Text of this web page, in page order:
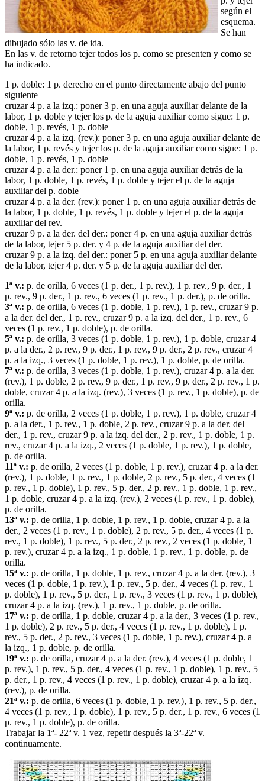
según el
esquema.
Se han
dibujado sólo las v. de ida.
En las v. de retorno tejer todos los p. como se presenten y como se
ha indicado.
1 p. doble: 1 p. derecho en el punto directamente abajo del punto
siguiente
cruzar 4 p. a la izq.: poner 3 p. en una aguja auxiliar delante de la
labor, 1 p. doble y tejer los p. de la aguja auxiliar como sigue: 1 p.
doble, 1 p. revés, 1 p. doble
cruzar 4 p. a la izq. (rev.): poner 3 p. en una aguja auxiliar delante de
la labor, 1 p. revés y tejer los p. de la aguja auxiliar como sigue: 1 p.
doble, 1 p. revés, 1 p. doble
cruzar 4 p. a la der.: poner 1 p. en una aguja auxiliar detrás de la
labor, 1 p. doble, 1 p. revés, 1 p. doble y tejer el p. de la aguja
auxiliar del p. doble
cruzar 4 p. a la der. (rev.): poner 1 p. en una aguja auxiliar detrás de
la labor, 1 p. doble, 1 p. revés, 1 p. doble y tejer el p. de la aguja
auxiliar del rev.
cruzar 9 p. a la der. del der.: poner 4 p. en una aguja auxiliar detrás
de la labor, tejer 5 p. der. y 4 p. de la aguja auxiliar del der.
cruzar 9 p. a la izq. del der.: poner 5 p. en una aguja auxiliar delante
de la labor, tejer 4 p. der. y 5 p. de la aguja auxiliar del der.
1ª v.: p. de orilla, 6 veces (1 p. der., 1 p. rev.), 1 p. rev., 9 p. der., 1
p. rev., 9 p. der., 1 p. rev., 6 veces (1 p. rev., 1 p. der.), p. de orilla.
3ª v.: p. de orilla, 6 veces (1 p. doble, 1 p. rev.), 1 p. rev., cruzar 9 p.
a la der. del der., 1 p. rev., cruzar 9 p. a la izq. del der., 1 p. rev., 6
veces (1 p. rev., 1 p. doble), p. de orilla.
5ª v.: p. de orilla, 3 veces (1 p. doble, 1 p. rev.), 1 p. doble, cruzar 4
p. a la der., 2 p. rev., 9 p. der., 1 p. rev., 9 p. der., 2 p. rev., cruzar 4
p. a la izq., 3 veces (1 p. doble, 1 p. rev.), 1 p. doble, p. de orilla.
7ª v.: p. de orilla, 3 veces (1 p. doble, 1 p. rev.), cruzar 4 p. a la der.
(rev.), 1 p. doble, 2 p. rev., 9 p. der., 1 p. rev., 9 p. der., 2 p. rev., 1 p.
doble, cruzar 4 p. a la izq. (rev.), 3 veces (1 p. rev., 1 p. doble), p. de
orilla.
9ª v.: p. de orilla, 2 veces (1 p. doble, 1 p. rev.), 1 p. doble, cruzar 4
p. a la der., 1 p. rev., 1 p. doble, 2 p. rev., cruzar 9 p. a la der. del
der., 1 p. rev., cruzar 9 p. a la izq. del der., 2 p. rev., 1 p. doble, 1 p.
rev., cruzar 4 p. a la izq., 2 veces (1 p. doble, 1 p. rev.), 1 p. doble,
p. de orilla.
11ª v.: p. de orilla, 2 veces (1 p. doble, 1 p. rev.), cruzar 4 p. a la der.
(rev.), 1 p. doble, 1 p. rev., 1 p. doble, 2 p. rev., 5 p. der., 4 veces (1
p. rev., 1 p. doble), 1 p. rev., 5 p. der., 2 p. rev., 1 p. doble, 1 p. rev.,
1 p. doble, cruzar 4 p. a la izq. (rev.), 2 veces (1 p. rev., 1 p. doble),
p. de orilla.
13ª v.: p. de orilla, 1 p. doble, 1 p. rev., 1 p. doble, cruzar 4 p. a la
der., 2 veces (1 p. rev., 1 p. doble), 2 p. rev., 5 p. der., 4 veces (1 p.
rev., 1 p. doble), 1 p. rev., 5 p. der., 2 p. rev., 2 veces (1 p. doble, 1
p. rev.), cruzar 4 p. a la izq., 1 p. doble, 1 p. rev., 1 p. doble, p. de
orilla.
15ª v.: p. de orilla, 1 p. doble, 1 p. rev., cruzar 4 p. a la der. (rev.), 3
veces (1 p. doble, 1 p. rev.), 1 p. rev., 5 p. der., 4 veces (1 p. rev., 1
p. doble), 1 p. rev., 5 p. der., 1 p. rev., 3 veces (1 p. rev., 1 p. doble),
cruzar 4 p. a la izq. (rev.), 1 p. rev., 1 p. doble, p. de orilla.
17ª v.: p. de orilla, 1 p. doble, cruzar 4 p. a la der., 3 veces (1 p. rev.,
1 p. doble), 2 p. rev., 5 p. der., 4 veces (1 p. rev., 1 p. doble), 1 p.
rev., 5 p. der., 2 p. rev., 3 veces (1 p. doble, 1 p. rev.), cruzar 4 p. a
la izq., 1 p. doble, p. de orilla.
19ª v.: p. de orilla, cruzar 4 p. a la der. (rev.), 4 veces (1 p. doble, 1
p. rev.), 1 p. rev., 5 p. der., 4 veces (1 p. rev., 1 p. doble), 1 p. rev., 5
p. der., 1 p. rev., 4 veces (1 p. rev., 1 p. doble), cruzar 4 p. a la izq.
(rev.), p. de orilla.
21ª v.: p. de orilla, 6 veces (1 p. doble, 1 p. rev.), 1 p. rev., 5 p. der.,
4 veces (1 p. rev., 1 p. doble), 1 p. rev., 5 p. der., 1 p. rev., 6 veces (1
p. rev., 1 p. doble), p. de orilla.
Trabajar la 1ª- 22ª v. 1 vez, repetir después la 3ª-22ª v.
continuamente.